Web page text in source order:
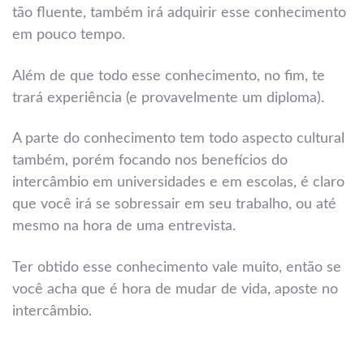
tão fluente, também irá adquirir esse conhecimento
em pouco tempo.
Além de que todo esse conhecimento, no fim, te
trará experiência (e provavelmente um diploma).
A parte do conhecimento tem todo aspecto cultural
também, porém focando nos benefícios do
intercâmbio em universidades e em escolas, é claro
que você irá se sobressair em seu trabalho, ou até
mesmo na hora de uma entrevista.
Ter obtido esse conhecimento vale muito, então se
você acha que é hora de mudar de vida, aposte no
intercâmbio.